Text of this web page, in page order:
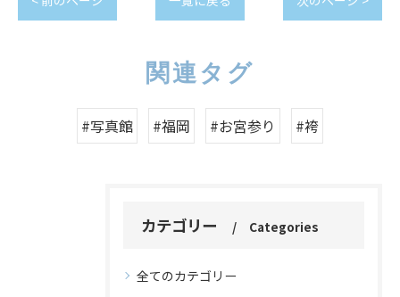
関連タグ
#写真館 #福岡 #お宮参り #袴
カテゴリー Categories
全てのカテゴリー